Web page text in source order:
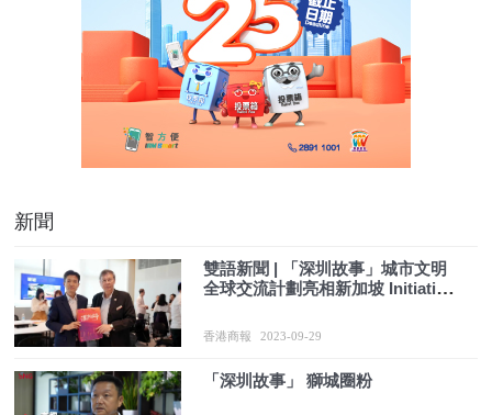
新聞
雙語新聞 | 「深圳故事」城市文明
全球交流計劃亮相新加坡 Initiative
香港商報 2023-09-29
「深圳故事」 獅城圈粉